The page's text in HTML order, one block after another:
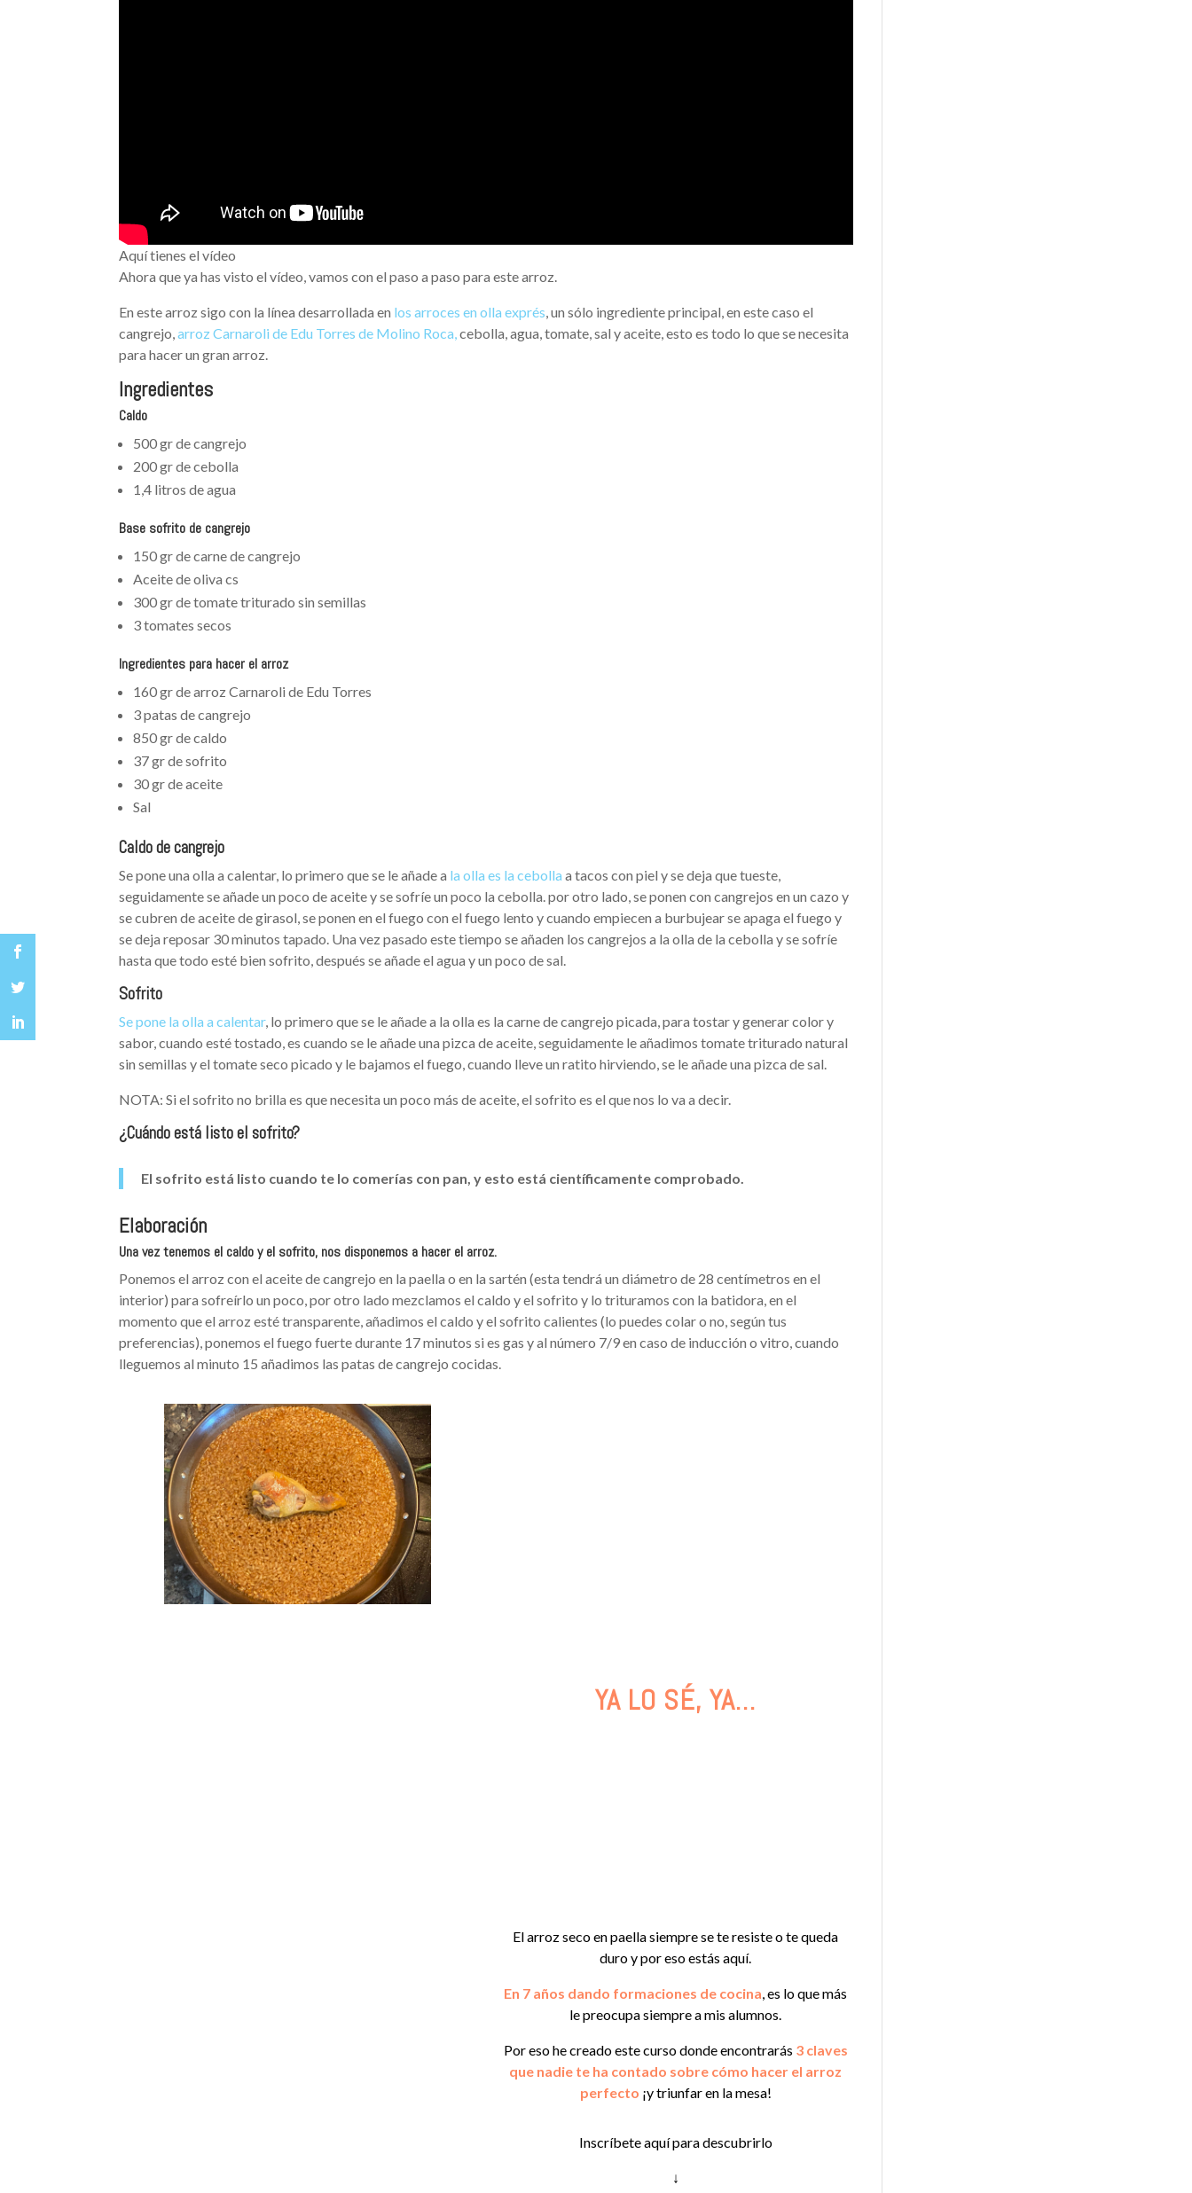
Aquí tienes el vídeo
Ahora que ya has visto el vídeo, vamos con el paso a paso para este arroz.
En este arroz sigo con la línea desarrollada en los arroces en olla exprés, un sólo ingrediente principal, en este caso el
cangrejo,arroz Carnaroli de Edu Torres de Molino Roca,cebolla, agua, tomate, sal y aceite, esto es todo lo que se necesita
para hacer un gran arroz.
Ingredientes
Caldo
500 gr de cangrejo
200 gr de cebolla
1,4 litros de agua
Base sofrito de cangrejo
150 gr de carne de cangrejo
Aceite de oliva cs
300 gr de tomate triturado sin semillas
3 tomates secos
Ingredientes para hacer el arroz
160 gr de arroz Carnaroli de Edu Torres
3 patas de cangrejo
850 gr de caldo
37 gr de sofrito
30 gr de aceite
Sal
Caldo de cangrejo
Se pone una olla a calentar, lo primero que se le añade a la olla es la cebolla a tacos con piel y se deja que tueste,
seguidamente se añade un poco de aceite y se sofríe un poco la cebolla. por otro lado, se ponen con cangrejos en un cazo y
se cubren de aceite de girasol, se ponen en el fuego con el fuego lento y cuando empiecen a burbujear se apaga el fuego y
se deja reposar 30 minutos tapado. Una vez pasado este tiempo se añaden los cangrejos a la olla de la cebolla y se sofríe
hasta que todo esté bien sofrito, después se añade el agua y un poco de sal.
Sofrito
Se pone la olla a calentar, lo primero que se le añade a la olla es la carne de cangrejo picada, para tostar y generar color y
sabor, cuando esté tostado, es cuando se le añade una pizca de aceite, seguidamente le añadimos tomate triturado natural
sin semillas y el tomate seco picado y le bajamos el fuego, cuando lleve un ratito hirviendo, se le añade una pizca de sal.
NOTA: Si el sofrito no brilla es que necesita un poco más de aceite, el sofrito es el que nos lo va a decir.
¿Cuándo está listo el sofrito?
El sofrito está listo cuando te lo comerías con pan, y esto está científicamente comprobado.
Elaboración
Una vez tenemos el caldo y el sofrito, nos disponemos a hacer el arroz.
Ponemos el arroz con el aceite de cangrejo en la paella o en la sartén (esta tendrá un diámetro de 28 centímetros en el
interior) para sofreírlo un poco, por otro lado mezclamos el caldo y el sofrito y lo trituramos con la batidora, en el
momento que el arroz esté transparente, añadimos el caldo y el sofrito calientes (lo puedes colar o no, según tus
preferencias), ponemos el fuego fuerte durante 17 minutos si es gas y al número 7/9 en caso de inducción o vitro, cuando
lleguemos al minuto 15 añadimos las patas de cangrejo cocidas.
YA LO SÉ, YA…
El arroz seco en paella siempre se te resiste o te queda
duro y por eso estás aquí.
En 7 años dando formaciones de cocina , es lo que más
le preocupa siempre a mis alumnos.
Por eso he creado este cursodonde encontrarás 3 claves
que nadie te ha contado sobre cómo hacer el arroz
perfecto ¡y triunfar en la mesa!
Inscríbete aquí para descubrirlo
↓